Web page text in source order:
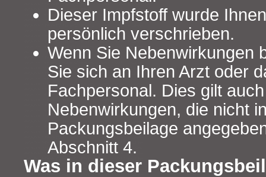
Dieser Impfstoff wurde
persönlich verschrieben.
Wenn Sie Nebenwirkungen
Sie sich an Ihren Arzt oder
Fachpersonal. Dies gilt
Nebenwirkungen, die nicht
Packungsbeilage
Abschnitt 4.
Was in dieser